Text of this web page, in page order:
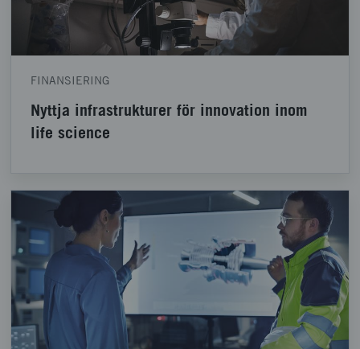
FINANSIERING
Nyttja infrastrukturer för innovation inom
life science